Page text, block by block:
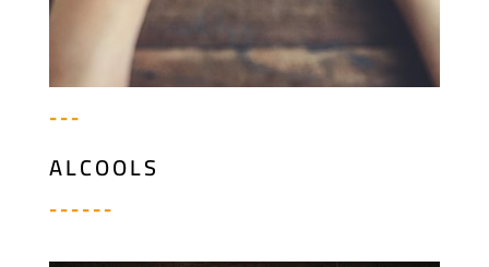
---
ALCOOLS
------